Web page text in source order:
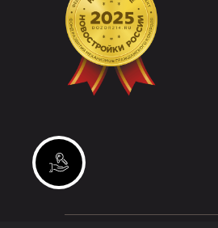
Инвестиционные лоты